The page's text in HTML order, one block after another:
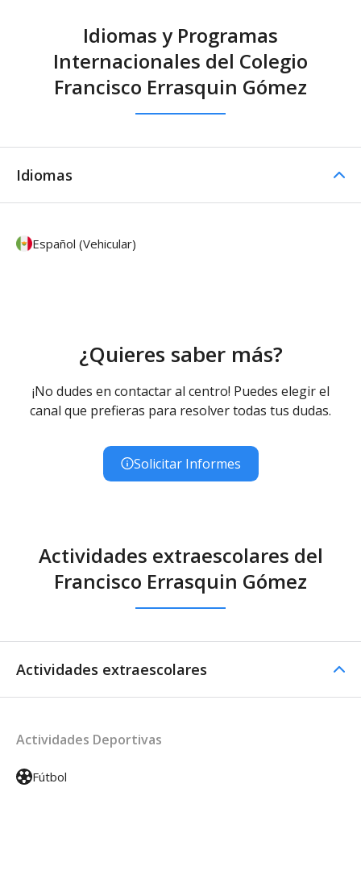
Idiomas y Programas
Internacionales del Colegio
Francisco Errasquin Gómez
Idiomas
Español (Vehicular)
¿Quieres saber más?
¡No dudes en contactar al centro! Puedes elegir el
canal que prefieras para resolver todas tus dudas.
Solicitar Informes
Actividades extraescolares del
Francisco Errasquin Gómez
Actividades extraescolares
Actividades Deportivas
Fútbol